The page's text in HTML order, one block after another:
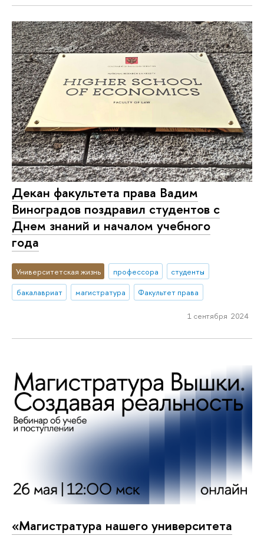
Декан факультета права Вадим
Виноградов поздравил студентов с
Днем знаний и началом учебного
года
Университетская жизнь профессора
студенты
бакалавриат
магистратура Факультет права
1 сентября 2024
«Магистратура нашего университета